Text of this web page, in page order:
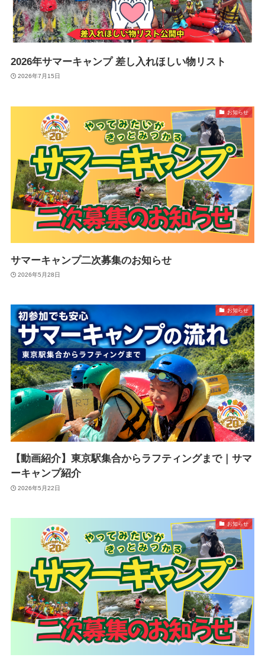
2026年サマーキャンプ 差し入れほしい物リスト
2026年7月15日
お知らせ
サマーキャンプ二次募集のお知らせ
2026年5月28日
お知らせ
【動画紹介】東京駅集合からラフティングまで｜サマ
ーキャンプ紹介
2026年5月22日
お知らせ